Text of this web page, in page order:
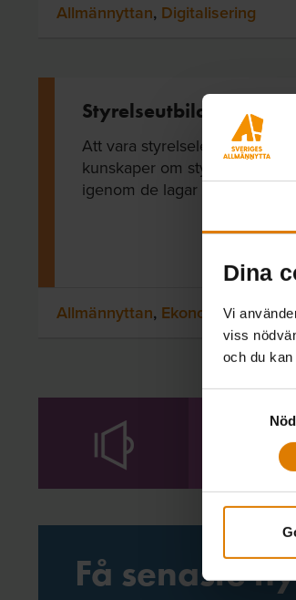
Dina
Vi
viss
och du
Samtyckesval
Allmännyttan, Digitalisering
Styrelseutbildning
Att vara styrelseledamot i ett
kunskaper om styrelsens
igenom de lagar och
Allmännyttan, Ekonomi & skatt,
Få senaste